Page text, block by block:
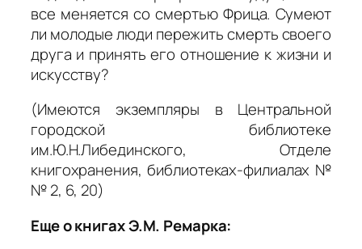
все меняется со смертью Фрица. Сумеют
ли молодые люди пережить смерть своего
друга и принять его отношение к жизни и
искусству?
(Имеются экземпляры в Центральной
городской библиотеке
им.Ю.Н.Либединского, Отделе
книгохранения, библиотеках-филиалах №
№ 2, 6, 20)
Еще о книгах Э.М. Ремарка: